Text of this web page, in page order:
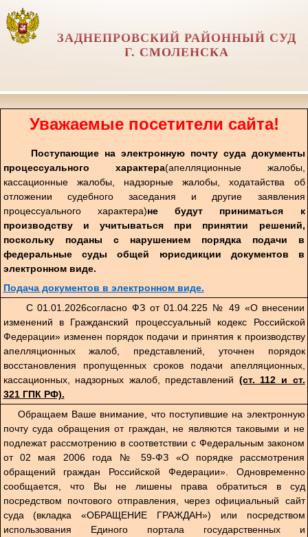
ЗАДНЕПРОВСКИЙ РАЙОННЫЙ СУД
Г. СМОЛЕНСКА
Уважаемые посетители сайта!
Поступающие на электронную почту суда документы
процессуального характера(апелляционные жалобы,
кассационные жалобы, надзорные жалобы, ходатайства об
отложении судебного заседания и другие заявления
процессуального характера)не будут приниматься к
производству и учитываться при принятии решений,
поскольку поданы с нарушением порядка подачи в
федеральные суды общей юрисдикции документов в
электронном виде.
Подача документов в электронном виде.
С 01.01.2026согласно ФЗ от 01.04.225 № 49 «О внесении
изменений в Гражданский процессуальный кодекс Российской
Федерации» изменен порядок подачи и принятия к производству
апелляционных жалоб, представлений, уточнен порядок
восстановления пропущенных сроков подачи апелляционных,
кассационных, надзорных жалоб, представлений (ст. 112 и ст.
321 ГПК РФ).
Обращаем Ваше внимание, что поступившие на электронную
почту суда обращения от граждан, не являются таковыми и не
подлежат рассмотрению в соответствии с Федеральным законом
от 02 мая 2006 года № 59-ФЗ «О порядке рассмотрения
обращений граждан Российской Федерации». Одновременно
сообщается, что Вы не лишены права обратиться в суд
посредством почтового отправления, через официальный сайт
суда (вкладка «ОБРАЩЕНИЕ ГРАЖДАН») или посредством
использования Единого портала государственных и